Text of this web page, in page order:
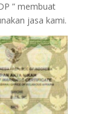
” membuat
jasa kami.